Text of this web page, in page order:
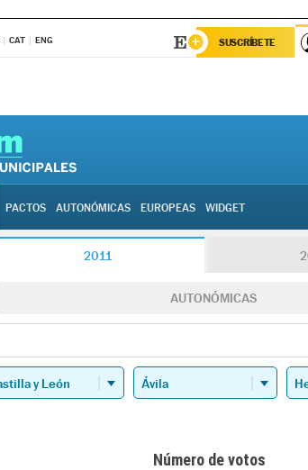
CAT ENG SUSCRÍBETE
PACTOS AUTONÓMICAS EUROPEAS WIDGET
2011
AUTONÓMICAS
Número de votos